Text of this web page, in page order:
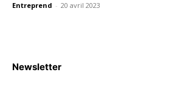
Entreprend - 20 avril 2023
Newsletter